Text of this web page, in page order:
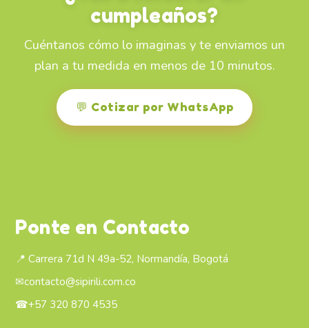
cumpleaños?
Cuéntanos cómo lo imaginas y te enviamos un
plan a tu medida en menos de 10 minutos.
💬 Cotizar por WhatsApp
Ponte en Contacto
📍 Carrera 71d N 49a-52, Normandía, Bogotá
✉contacto@sipirili.com.co
☎+57 320 870 4535